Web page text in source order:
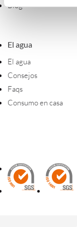
Blog
El agua
El agua
Consejos
Faqs
Consumo en casa